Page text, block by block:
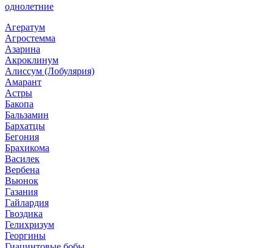
однолетние
Агератум
Агростемма
Азарина
Акроклинум
Алиссум (Лобулярия)
Амарант
Астры
Бакопа
Бальзамин
Бархатцы
Бегония
Брахикома
Василек
Вербена
Вьюнок
Газания
Гайлардия
Гвоздика
Гелихризум
Георгины